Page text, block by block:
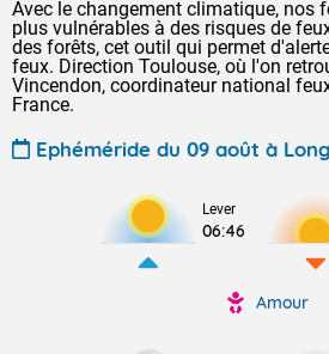
Avec le changement climatique, nos
plus vulnérables à des risques de
des forêts, cet outil qui permet
feux. Direction Toulouse, où l'on
Vincendon, coordinateur national
France.
Ephéméride du 09 août à
Lever
06:46
Amour